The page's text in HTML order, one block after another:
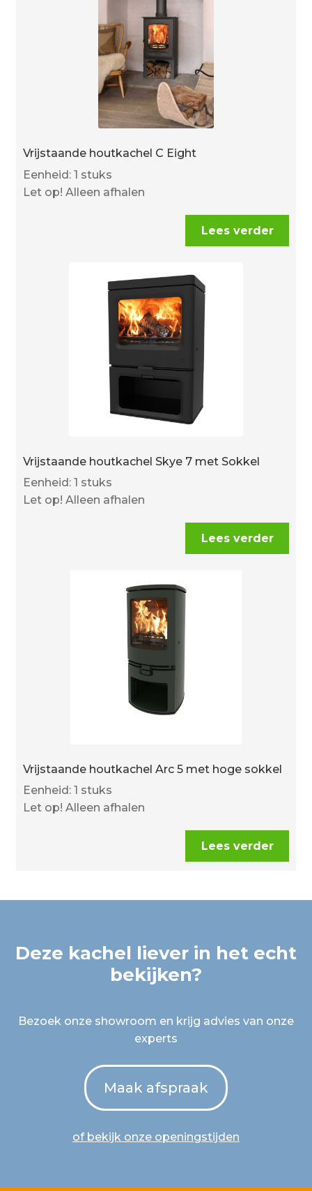
Vrijstaande houtkachel C Eight
Eenheid: 1 stuks
Let op! Alleen afhalen
Lees verder
Vrijstaande houtkachel Skye 7 met Sokkel
Eenheid: 1 stuks
Let op! Alleen afhalen
Lees verder
Vrijstaande houtkachel Arc 5 met hoge sokkel
Eenheid: 1 stuks
Let op! Alleen afhalen
Lees verder
Deze kachel liever in het echt
bekijken?
Bezoek onze showroom en krijg advies van onze
experts
Maak afspraak
of bekijk onze openingstijden